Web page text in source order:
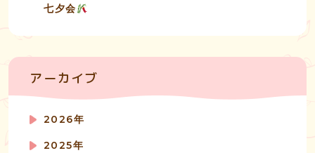
七夕会
アーカイブ
2026年
2025年